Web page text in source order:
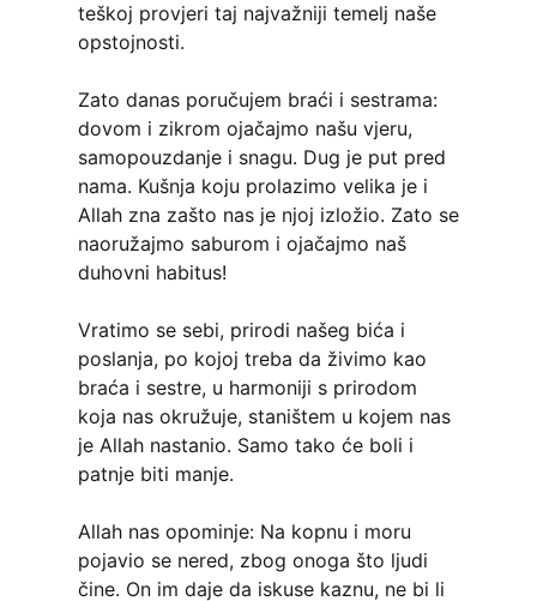
teškoj provjeri taj najvažniji temelj naše
opstojnosti.
Zato danas poručujem braći i sestrama:
dovom i zikrom ojačajmo našu vjeru,
samopouzdanje i snagu. Dug je put pred
nama. Kušnja koju prolazimo velika je i
Allah zna zašto nas je njoj izložio. Zato se
naoružajmo saburom i ojačajmo naš
duhovni habitus!
Vratimo se sebi, prirodi našeg bića i
poslanja, po kojoj treba da živimo kao
braća i sestre, u harmoniji s prirodom
koja nas okružuje, staništem u kojem nas
je Allah nastanio. Samo tako će boli i
patnje biti manje.
Allah nas opominje: Na kopnu i moru
pojavio se nered, zbog onoga što ljudi
čine. On im daje da iskuse kaznu, ne bi li